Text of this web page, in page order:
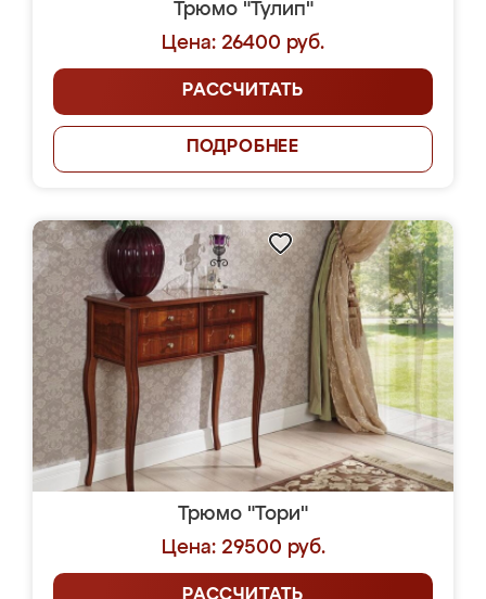
Трюмо "Тулип"
Цена: 26400 руб.
РАССЧИТАТЬ
ПОДРОБНЕЕ
Трюмо "Тори"
Цена: 29500 руб.